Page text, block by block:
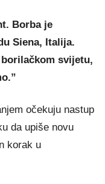
Borba je
Siena, Italija.
svijetu,
očekuju nastup
da upiše novu
korak u